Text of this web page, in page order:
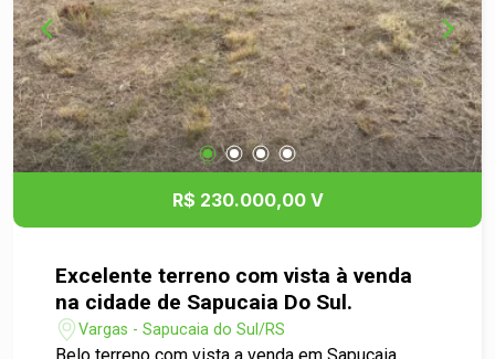
R$ 230.000,00 V
Excelente terreno com vista à venda
na cidade de Sapucaia Do Sul.
Vargas - Sapucaia do Sul/RS